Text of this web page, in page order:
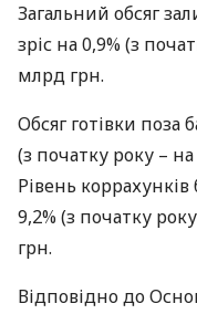
Загальний обсяг
зріс на 0,9% (з
млрд грн.
Обсяг готівки поза
(з початку року –
Рівень
9,2% (з початку
грн.
Відповідно до